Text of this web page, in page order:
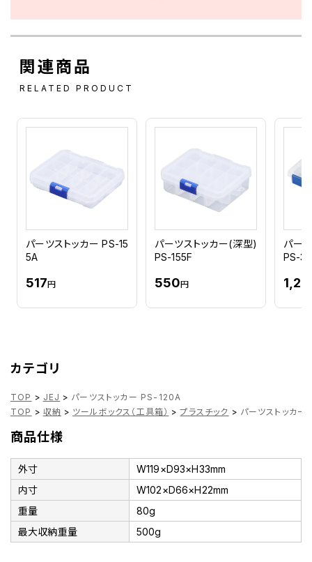
関連商品
RELATED PRODUCT
パーツストッカー PS-15
5A
517円
パーツストッカー(深型)
PS-155F
550円
パー
PS-
カテゴリ
TOP > JEJ > パーツストッカー PS-120A
TOP > 収納 > ツールボックス（工具箱） > プラスチック > パーツストッカ
商品仕様
外寸
W119×D93×H33mm
内寸
W102×D66×H22mm
重量
80g
最大収納重量
500g